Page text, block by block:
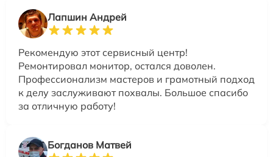
Лапшин Андрей
Рекомендую этот сервисный центр!
Ремонтировал монитор, остался доволен.
Профессионализм мастеров и грамотный подход
к делу заслуживают похвалы. Большое спасибо
за отличную работу!
Богданов Матвей